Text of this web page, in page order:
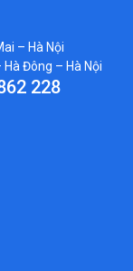
– Hà Nội
Đông – Hà Nội
228